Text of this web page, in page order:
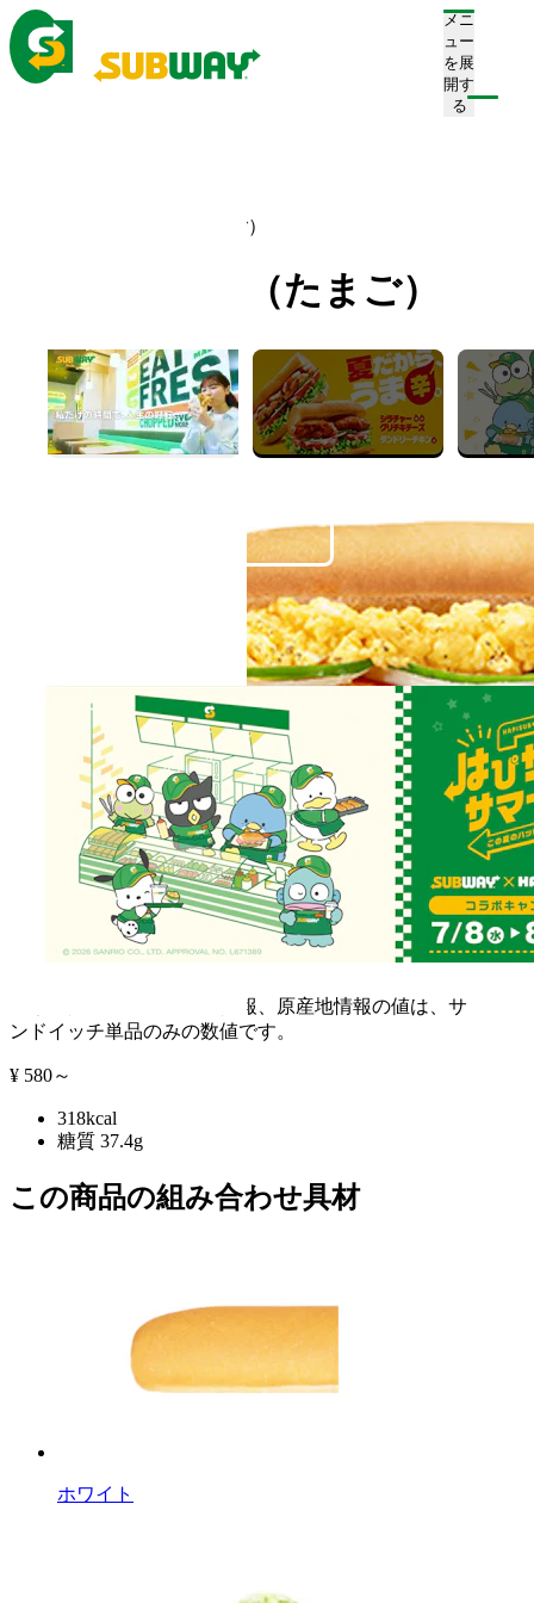
メニ
ュー
を展
開す
る
サンドセット（たまご）
サンドセット（たまご）
Sand Set (Egg)
※栄養情報、アレルゲン情報、原産地情報の値は、サ
ンドイッチ単品のみの数値です。
¥ 580～
318kcal
糖質 37.4g
この商品の組み合わせ具材
ホワイト